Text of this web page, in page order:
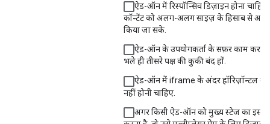
ऐड-ऑन में रिस्पॉन्सिव डिज़ाइन होना
कॉन्टेंट को अलग-अलग साइज़ के हिसाब से
किया जा सके.
ऐड-ऑन के उपयोगकर्ता के सफ़र काम करने
भले ही तीसरे पक्ष की कुकी बंद हों.
ऐड-ऑन में iframe के अंदर हॉरिज़ॉन्टल
नहीं होनी चाहिए.
अगर किसी ऐड-ऑन को मुख्य स्टेज का